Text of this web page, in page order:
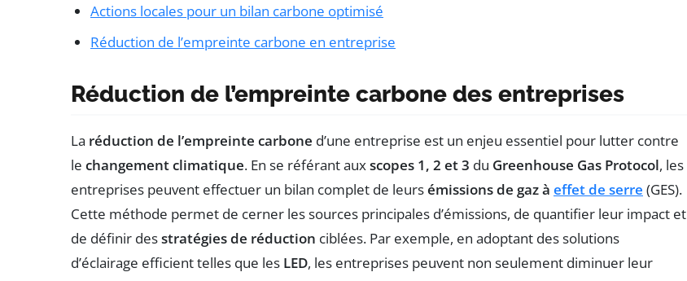
Actions locales pour un bilan carbone optimisé
Réduction de l’empreinte carbone en entreprise
Réduction de l’empreinte carbone des entreprises
La réduction de l’empreinte carbone d’une entreprise est un enjeu essentiel pour lutter contre
le changement climatique. En se référant auxscopes 1, 2 et 3 du Greenhouse Gas Protocol, les
entreprises peuvent effectuer un bilan complet de leursémissions de gaz à effet de serre (GES).
Cette méthode permet de cerner les sources principales d’émissions, de quantifier leur impact et
de définir desstratégies de réduction ciblées. Par exemple, en adoptant des solutions
d’éclairage efficient telles que les LED, les entreprises peuvent non seulement diminuer leur